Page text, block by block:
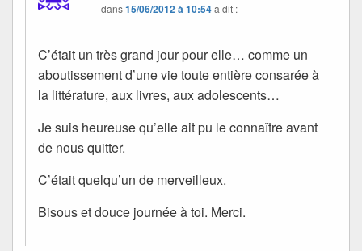
dans15/06/2012 à 10:54a dit :
C’était un très grand jour pour elle… comme un
aboutissement d’une vie toute entière consarée à
la littérature, aux livres, aux adolescents…
Je suis heureuse qu’elle ait pu le connaître avant
de nous quitter.
C’était quelqu’un de merveilleux.
Bisous et douce journée à toi. Merci.